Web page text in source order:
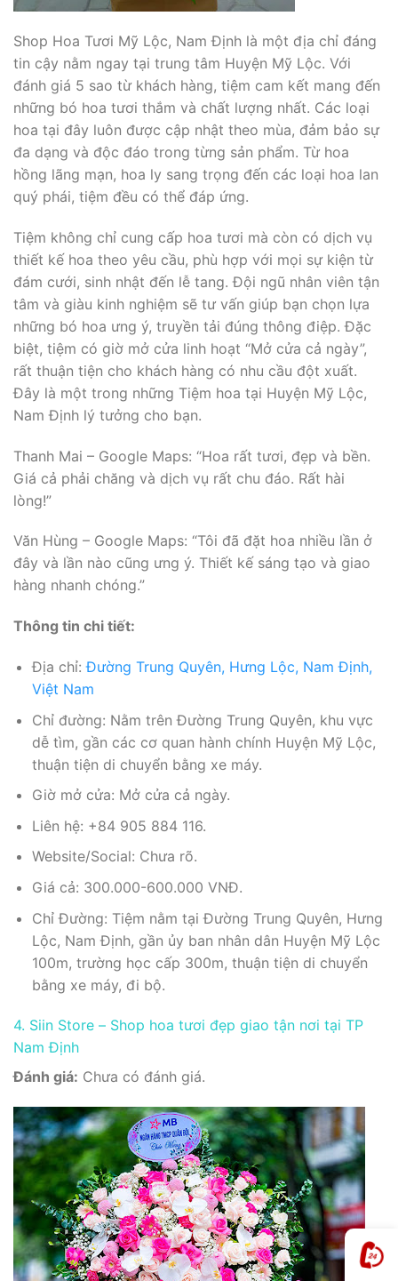
Shop Hoa Tươi Mỹ Lộc, Nam Định là một địa chỉ đáng
tin cậy nằm ngay tại trung tâm Huyện Mỹ Lộc. Với
đánh giá 5 sao từ khách hàng, tiệm cam kết mang đến
những bó hoa tươi thắm và chất lượng nhất. Các loại
hoa tại đây luôn được cập nhật theo mùa, đảm bảo sự
đa dạng và độc đáo trong từng sản phẩm. Từ hoa
hồng lãng mạn, hoa ly sang trọng đến các loại hoa lan
quý phái, tiệm đều có thể đáp ứng.
Tiệm không chỉ cung cấp hoa tươi mà còn có dịch vụ
thiết kế hoa theo yêu cầu, phù hợp với mọi sự kiện từ
đám cưới, sinh nhật đến lễ tang. Đội ngũ nhân viên tận
tâm và giàu kinh nghiệm sẽ tư vấn giúp bạn chọn lựa
những bó hoa ưng ý, truyền tải đúng thông điệp. Đặc
biệt, tiệm có giờ mở cửa linh hoạt “Mở cửa cả ngày”,
rất thuận tiện cho khách hàng có nhu cầu đột xuất.
Đây là một trong những Tiệm hoa tại Huyện Mỹ Lộc,
Nam Định lý tưởng cho bạn.
Thanh Mai – Google Maps: “Hoa rất tươi, đẹp và bền.
Giá cả phải chăng và dịch vụ rất chu đáo. Rất hài
lòng!”
Văn Hùng – Google Maps: “Tôi đã đặt hoa nhiều lần ở
đây và lần nào cũng ưng ý. Thiết kế sáng tạo và giao
hàng nhanh chóng.”
Thông tin chi tiết:
Địa chỉ:Đường Trung Quyên, Hưng Lộc, Nam Định,
Việt Nam
Chỉ đường: Nằm trên Đường Trung Quyên, khu vực
dễ tìm, gần các cơ quan hành chính Huyện Mỹ Lộc,
thuận tiện di chuyển bằng xe máy.
Giờ mở cửa: Mở cửa cả ngày.
Liên hệ: +84 905 884 116.
Website/Social: Chưa rõ.
Giá cả: 300.000-600.000 VNĐ.
Chỉ Đường: Tiệm nằm tại Đường Trung Quyên, Hưng
Lộc, Nam Định, gần ủy ban nhân dân Huyện Mỹ Lộc
100m, trường học cấp 300m, thuận tiện di chuyển
bằng xe máy, đi bộ.
4. Siin Store – Shop hoa tươi đẹp giao tận nơi tại TP
Nam Định
Đánh giá: Chưa có đánh giá.